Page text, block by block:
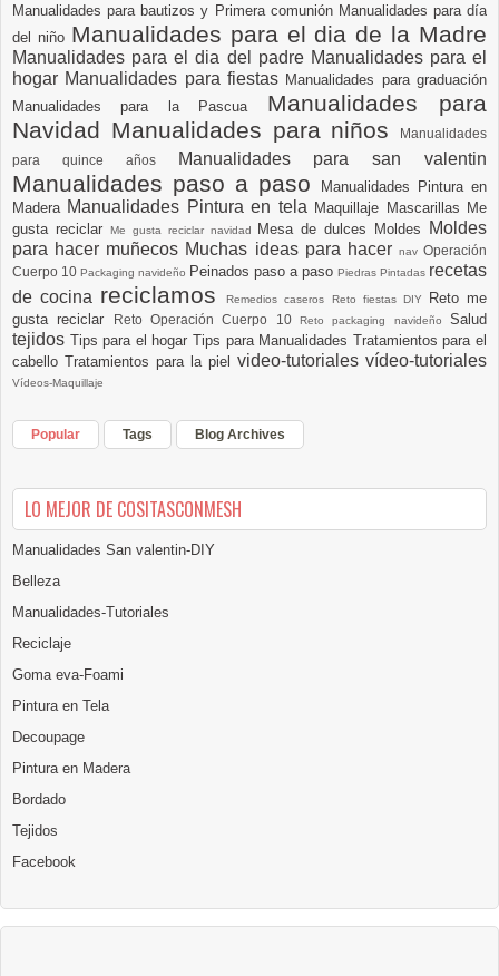
Manualidades para bautizos y Primera comunión Manualidades para día
del niño Manualidades para el dia de la Madre
Manualidades para el dia del padre Manualidades para el
hogar Manualidades para fiestas Manualidades para graduación
Manualidades para la Pascua Manualidades para
Navidad Manualidades para niños
Manualidades
para quince años
Manualidades para san valentin
Manualidades paso a paso
Manualidades Pintura en
Madera Manualidades Pintura en tela Maquillaje Mascarillas Me
gusta reciclar
Me gusta reciclar navidad Mesa de dulces Moldes
Moldes
para hacer muñecos Muchas ideas para hacer nav Operación
Cuerpo 10 Packaging navideño Peinados paso a paso Piedras Pintadas recetas
de cocina reciclamosRemedios caseros Reto fiestas DIY Reto me
gusta reciclar
Reto Operación Cuerpo 10Reto packaging navideñoSalud
tejidos Tips para el hogarTips para Manualidades Tratamientos para el
cabello Tratamientos para la piel video-tutoriales vídeo-tutoriales
Vídeos-Maquillaje
Popular Tags Blog Archives
LO MEJOR DE COSITASCONMESH
Manualidades San valentin-DIY
Belleza
Manualidades-Tutoriales
Reciclaje
Goma eva-Foami
Pintura en Tela
Decoupage
Pintura en Madera
Bordado
Tejidos
Facebook